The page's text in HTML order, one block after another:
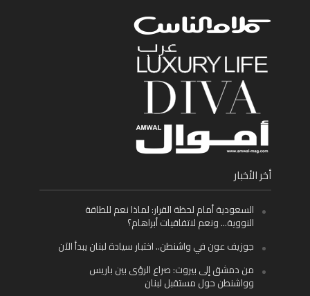
أخر الأخبار
السعودية أمام لحظة القرار: لماذا نعم للطاقة
النووية… ونعم لاتفاقيات أبراهام؟
جوزيف عون في واشنطن.. اختبار سيادة لبنان يبدأ الآن
من دمشق إلى بيروت: صراع الرؤى بين باريس
وواشنطن حول مستقبل لبنان